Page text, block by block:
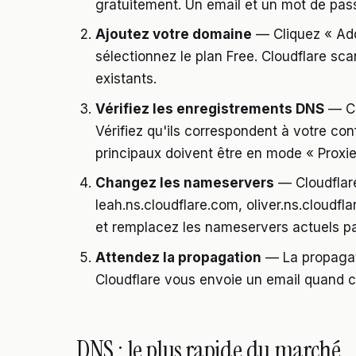
gratuitement. Un email et un mot de
Ajoutez votre domaine — Cliquez «
sélectionnez le plan Free. Cloudflare
existants.
Vérifiez les enregistrements DNS —
Vérifiez qu'ils correspondent à votre
principaux doivent être en mode «
Changez les nameservers —
leah.ns.cloudflare.com,
et remplacez les nameservers actuels
Attendez la propagation — La
Cloudflare vous envoie un email quand